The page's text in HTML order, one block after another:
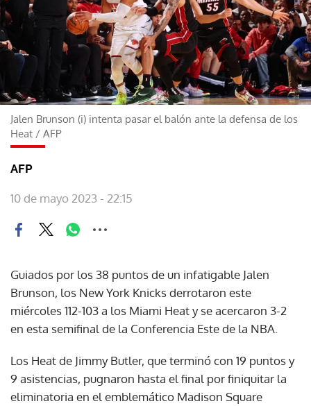
Jalen Brunson (i) intenta pasar el balón ante la defensa de los
Heat / AFP
AFP
10 de mayo 2023 - 22:15
Guiados por los 38 puntos de un infatigable Jalen
Brunson, los New York Knicks derrotaron este
miércoles 112-103 a los Miami Heat y se acercaron 3-2
en esta semifinal de la Conferencia Este de la NBA.
Los Heat de Jimmy Butler, que terminó con 19 puntos y
9 asistencias, pugnaron hasta el final por finiquitar la
eliminatoria en el emblemático Madison Square